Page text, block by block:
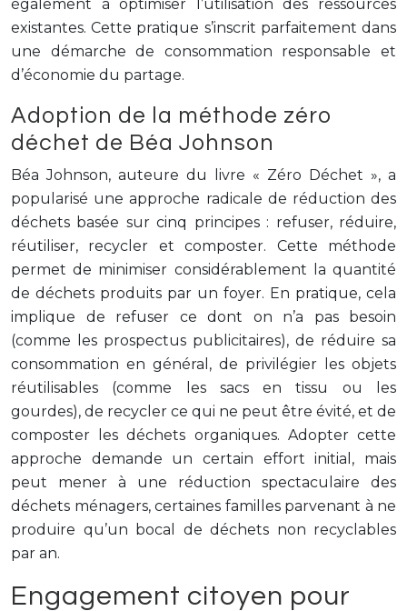
également à optimiser l’utilisation des ressources
existantes. Cette pratique s’inscrit parfaitement dans
une démarche de consommation responsable et
d’économie du partage.
Adoption de la méthode zéro
déchet de Béa Johnson
Béa Johnson, auteure du livre « Zéro Déchet », a
popularisé une approche radicale de réduction des
déchets basée sur cinq principes : refuser, réduire,
réutiliser, recycler et composter. Cette méthode
permet de minimiser considérablement la quantité
de déchets produits par un foyer. En pratique, cela
implique de refuser ce dont on n’a pas besoin
(comme les prospectus publicitaires), de réduire sa
consommation en général, de privilégier les objets
réutilisables (comme les sacs en tissu ou les
gourdes), de recycler ce qui ne peut être évité, et de
composter les déchets organiques. Adopter cette
approche demande un certain effort initial, mais
peut mener à une réduction spectaculaire des
déchets ménagers, certaines familles parvenant à ne
produire qu’un bocal de déchets non recyclables
par an.
Engagement citoyen pour